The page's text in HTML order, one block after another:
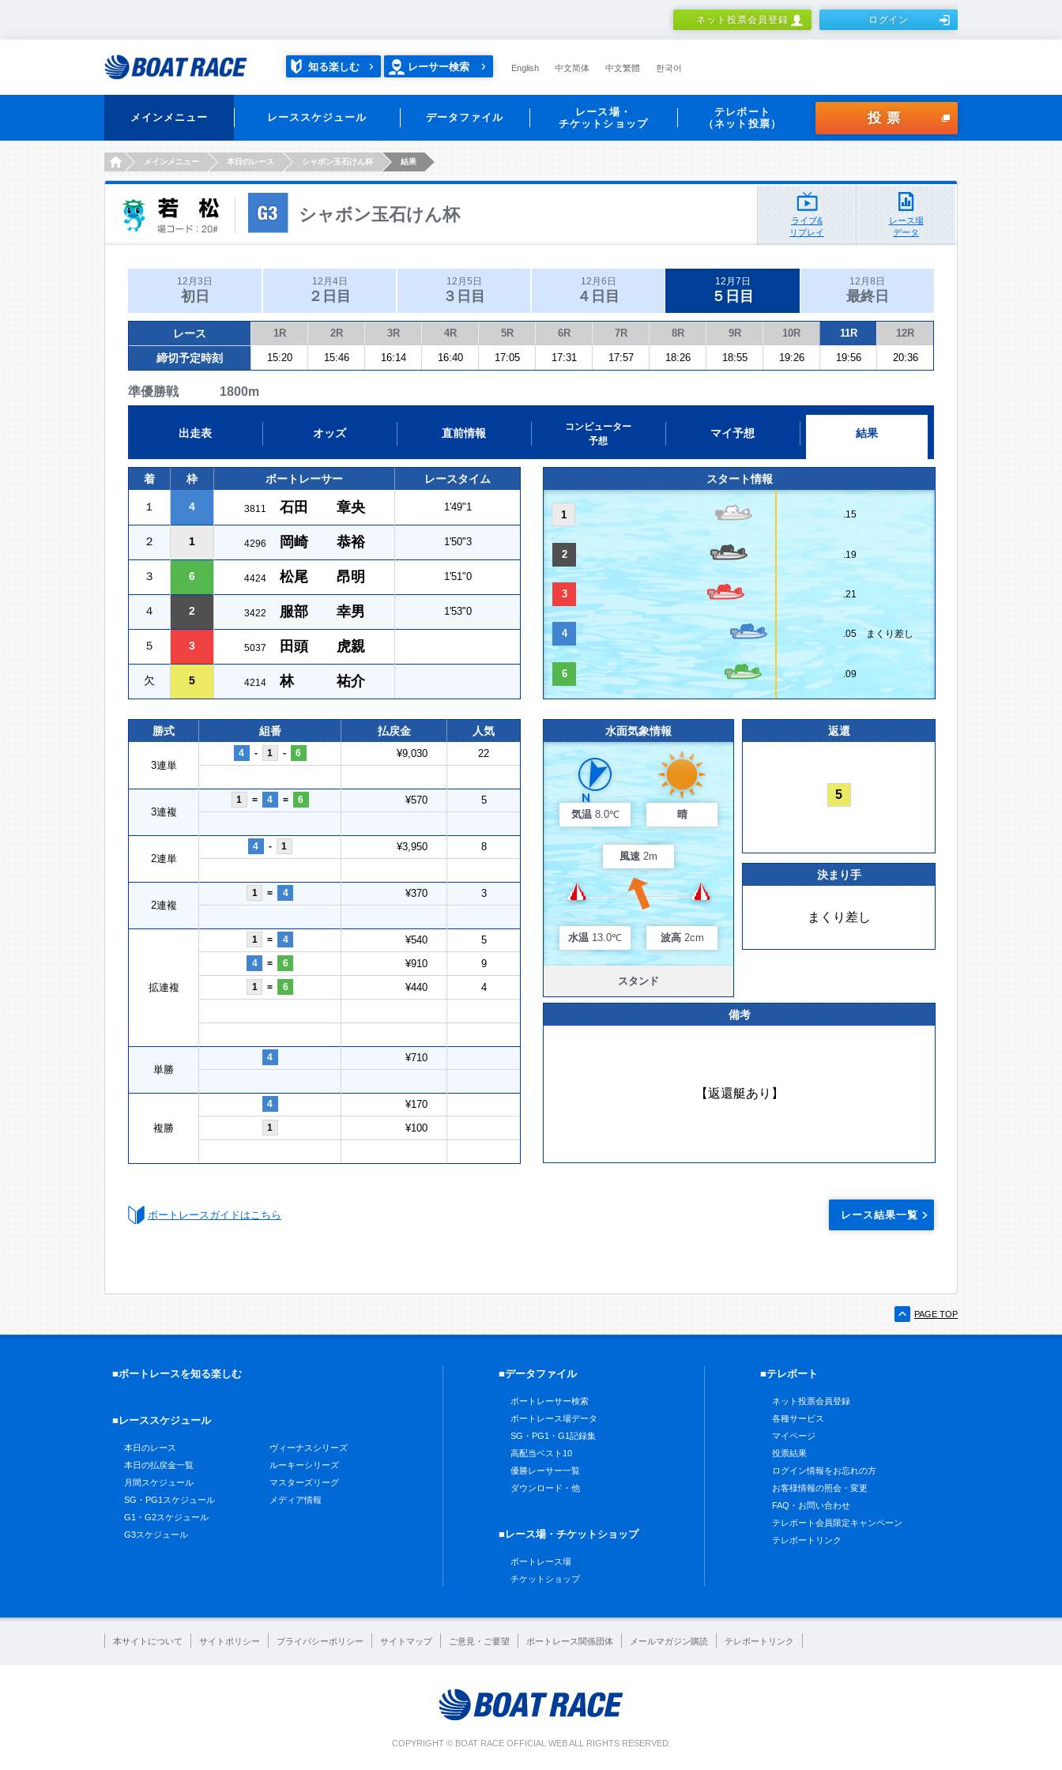
ネット投票会員登録 ログイン
知る楽しむ レーサー検索 English 中文简体 中文繁體 한국어
メインメニュー レーススケジュール データファイル
レース場・
チケットショップ
テレボート
（ネット投票）
投票
HOMEメインメニュー 本日のレース シャボン玉石けん杯 結果
シャボン玉石けん杯
ライブ&
リプレイ
レース場
データ
12月3日
初日
12月4日
２日目
12月5日
３日目
12月6日
４日目
12月7日
５日目
12月8日
最終日
レース 1R 2R 3R 4R 5R 6R 7R 8R 9R 10R 11R 12R
締切予定時刻 15:20 15:46 16:14 16:40 17:05 17:31 17:57 18:26 18:55 19:26 19:56 20:36
準優勝戦 1800m
出走表 オッズ 直前情報
コンピューター
予想
マイ予想 結果
着 枠 ボートレーサー レースタイム
１ 4 3811 石田 章央 1'49"1
２ 1 4296 岡崎 恭裕 1'50"3
３ 6 4424 松尾 昂明 1'51"0
４ 2 3422 服部 幸男 1'53"0
５ 3 5037 田頭 虎親
欠 5 4214 林 祐介
スタート情報
1 .15
2 .19
3 .21
4 .05 まくり差し
6 .09
勝式 組番 払戻金 人気
3連単
4 - 1 - 6 ¥9,030 22
3連複
1 = 4 = 6 ¥570 5
2連単
4 - 1 ¥3,950 8
2連複
1 = 4 ¥370 3
拡連複
1 = 4 ¥540 5
4 = 6 ¥910 9
1 = 6 ¥440 4
単勝
4 ¥710
複勝
4 ¥170
1 ¥100
水面気象情報
気温 8.0℃ 晴
風速 2m
水温 13.0℃ 波高 2cm
スタンド
返還
5
決まり手
まくり差し
備考
【返還艇あり】
ボートレースガイドはこちら レース結果一覧
PAGE TOP
■ボートレースを知る楽しむ
■レーススケジュール
本日のレース
本日の払戻金一覧
月間スケジュール
SG・PG1スケジュール
G1・G2スケジュール
G3スケジュール
ヴィーナスシリーズ
ルーキーシリーズ
マスターズリーグ
メディア情報
■データファイル
ボートレーサー検索
ボートレース場データ
SG・PG1・G1記録集
高配当ベスト10
優勝レーサー一覧
ダウンロード・他
■レース場・チケットショップ
ボートレース場
チケットショップ
■テレボート
ネット投票会員登録
各種サービス
マイページ
投票結果
ログイン情報をお忘れの方
お客様情報の照会・変更
FAQ・お問い合わせ
テレボート会員限定キャンペーン
テレボートリンク
本サイトについて サイトポリシー プライバシーポリシー サイトマップ ご意見・ご要望 ボートレース関係団体 メールマガジン購読 テレボートリンク
COPYRIGHT © BOAT RACE OFFICIAL WEB ALL RIGHTS RESERVED.